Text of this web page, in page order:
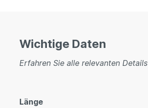
Wichtige Daten
Erfahren Sie alle relevanten Details
Länge